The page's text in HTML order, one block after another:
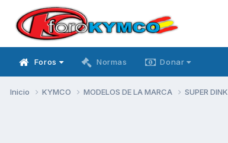
Foros Normas Donar
Inicio KYMCO MODELOS DE LA MARCA SUPER DINK